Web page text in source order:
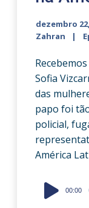
dezembro
Zahran
Sofia
das
papo foi
policial,
América
Audio
Player
00:00